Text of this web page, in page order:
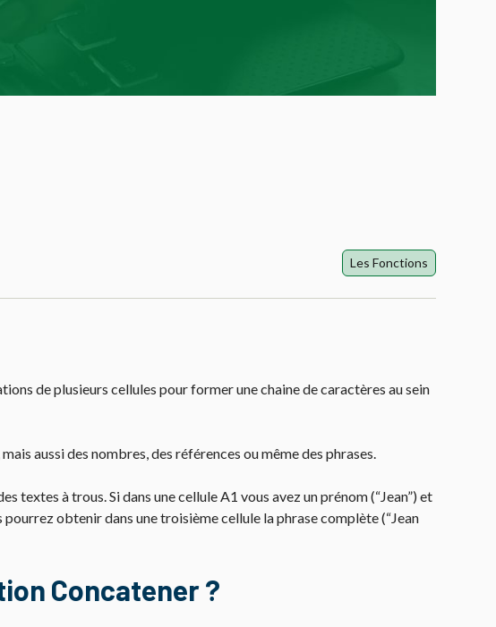
Les Fonctions
de plusieurs cellules pour former une chaine de caractères au sein
aussi des nombres, des références ou même des phrases.
à trous. Si dans une cellule A1 vous avez un prénom (“Jean”) et
pourrez obtenir dans une troisième cellule la phrase complète (“Jean
Concatener ?